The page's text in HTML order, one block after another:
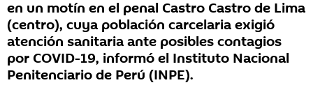
en un motín en el penal Castro Castro de Lima
(centro), cuya población carcelaria exigió
atención sanitaria ante posibles contagios
por COVID-19, informó el Instituto Nacional
Penitenciario de Perú (INPE).